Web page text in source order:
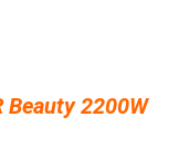
Beauty 2200W